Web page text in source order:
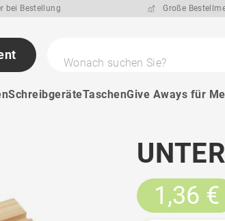
bei Bestellung Große
Wonach suchen Sie?
SchreibgeräteTaschenGive Aways für
1,36 €